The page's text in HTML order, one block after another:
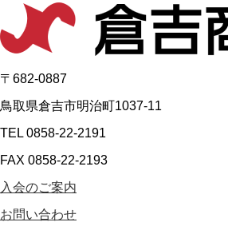
〒682-0887
鳥取県倉吉市明治町1037-11
TEL 0858-22-2191
FAX 0858-22-2193
入会のご案内
お問い合わせ